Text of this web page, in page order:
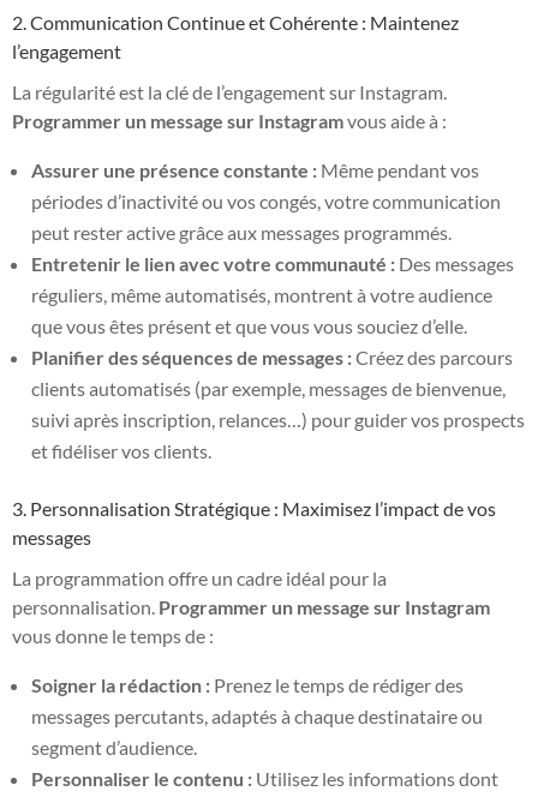
2. Communication Continue et Cohérente : Maintenez
l’engagement
La régularité est la clé de l’engagement sur Instagram.
Programmer un message sur Instagramvous aide à :
Assurer une présence constante : Même pendant vos
périodes d’inactivité ou vos congés, votre communication
peut rester active grâce aux messages programmés.
Entretenir le lien avec votre communauté : Des messages
réguliers, même automatisés, montrent à votre audience
que vous êtes présent et que vous vous souciez d’elle.
Planifier des séquences de messages :Créez des parcours
clients automatisés (par exemple, messages de bienvenue,
suivi après inscription, relances…) pour guider vos prospects
et fidéliser vos clients.
3. Personnalisation Stratégique : Maximisez l’impact de vos
messages
La programmation offre un cadre idéal pour la
personnalisation. Programmer un message sur Instagram
vous donne le temps de :
Soigner la rédaction : Prenez le temps de rédiger des
messages percutants, adaptés à chaque destinataire ou
segment d’audience.
Personnaliser le contenu : Utilisez les informations dont